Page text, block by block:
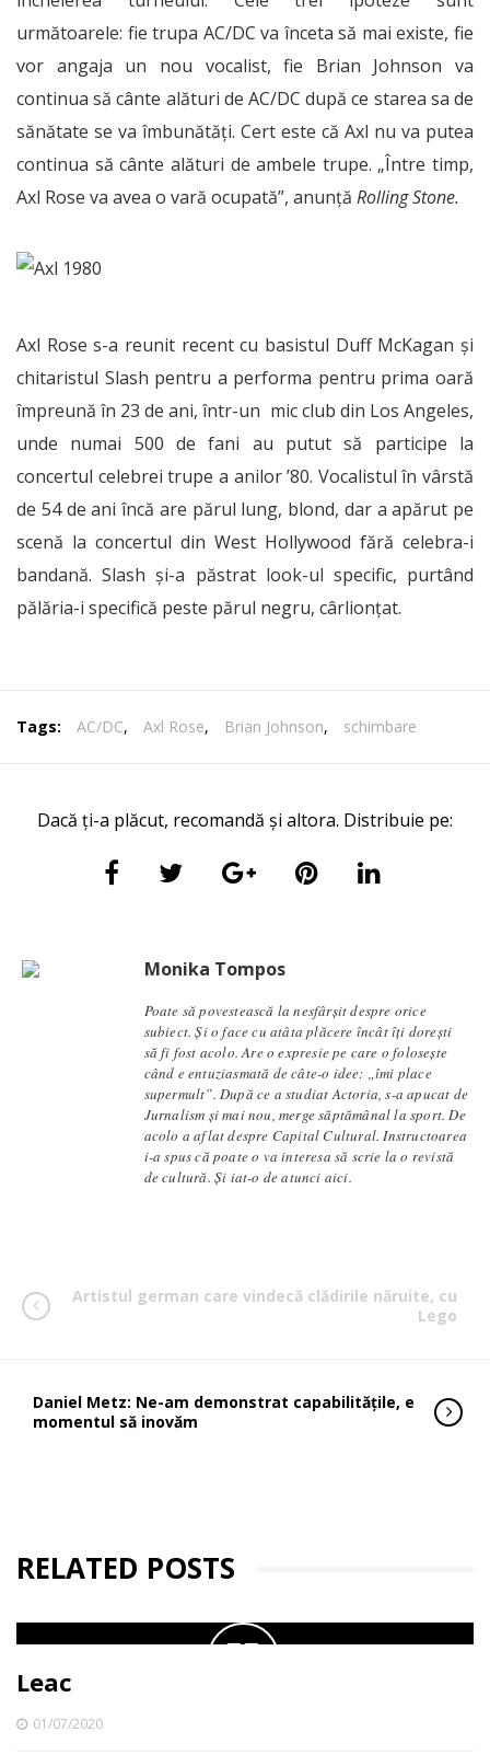
următoarele: fie trupa AC/DC va înceta să mai existe, fie
vor angaja un nou vocalist, fie Brian Johnson va
continua să cânte alături de AC/DC după ce starea sa de
sănătate se va îmbunătăți. Cert este că Axl nu va putea
continua să cânte alături de ambele trupe. „Între timp,
Axl Rose va avea o vară ocupată”, anunță Rolling Stone.
Axl Rose s-a reunit recent cu basistul Duff McKagan și
chitaristul Slash pentru a performa pentru prima oară
împreună în 23 de ani, într-un mic club din Los Angeles,
unde numai 500 de fani au putut să participe la
concertul celebrei trupe a anilor ’80. Vocalistul în vârstă
de 54 de ani încă are părul lung, blond, dar a apărut pe
scenă la concertul din West Hollywood fără celebra-i
bandană. Slash și-a păstrat look-ul specific, purtând
pălăria-i specifică peste părul negru, cârlionțat.
Tags: AC/DC, Axl Rose, Brian Johnson, schimbare
Dacă ți-a plăcut, recomandă și altora. Distribuie pe:
Monika Tompos
Poate să povestească la nesfârșit despre orice
subiect. Și o face cu atâta plăcere încât îți dorești
să fi fost acolo. Are o expresie pe care o folosește
când e entuziasmată de câte-o idee: „îmi place
supermult”. După ce a studiat Actoria, s-a apucat de
Jurnalism și mai nou, merge săptămânal la sport. De
acolo a aflat despre Capital Cultural. Instructoarea
i-a spus că poate o va interesa să scrie la o revistă
de cultură. Și iat-o de atunci aici.
Artistul german care vindecă clădirile năruite, cu
Lego
Daniel Metz: Ne-am demonstrat capabilitățile, e
momentul să inovăm
RELATED POSTS
Leac
01/07/2020